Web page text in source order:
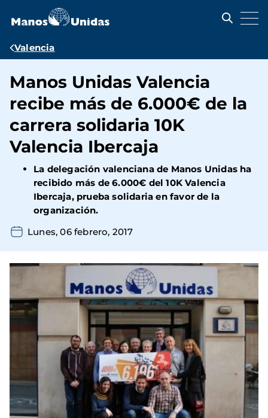
contenido
Ruta
navegación
Valencia
Manos Unidas Valencia
recibe más de 6.000€ de la
carrera solidaria 10K
Valencia Ibercaja
La delegación valenciana de Manos Unidas ha
recibido más de 6.000€ del 10K Valencia
Ibercaja, prueba solidaria en favor de la
organización.
Lunes, 06 febrero, 2017